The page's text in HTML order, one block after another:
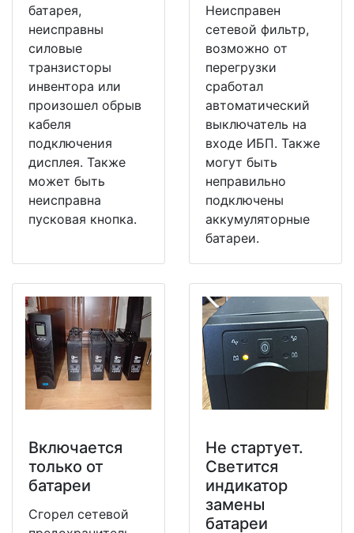
батарея,
неисправны
силовые
транзисторы
инвентора или
произошел обрыв
кабеля
подключения
дисплея. Также
может быть
неисправна
пусковая кнопка.
Неисправен
сетевой фильтр,
возможно от
перегрузки
сработал
автоматический
выключатель на
входе ИБП. Также
могут быть
неправильно
подключены
аккумуляторные
батареи.
Включается
только от
батареи
Сгорел сетевой
Не стартует.
Светится
индикатор
замены
батареи